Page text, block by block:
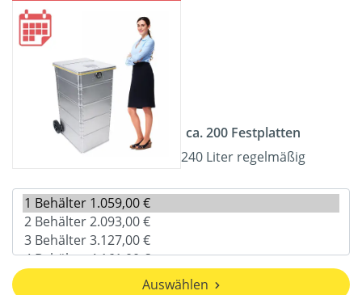
ca. 200 Festplatten
240 Liter regelmäßig
Auswählen